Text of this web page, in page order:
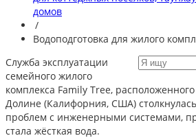
домов
/
Водоподготовка для жилого
Служба эксплуатации
семейного жилого
комплекса Family Tree,
Долине (Калифорния, США)
проблем с инженерными системами,
стала жёсткая вода.